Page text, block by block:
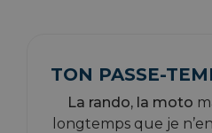
TON PASSE-
La rando, la moto
longtemps que je